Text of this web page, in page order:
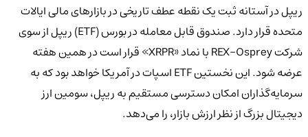
ریپل در آستانه ثبت یک نقطه عطف تاریخی در بازارهای مالی ایالات
متحده قرار دارد. صندوق قابل معامله در بورس (ETF) ریپل از سوی
شرکت REX-Osprey با نماد «XRPR» قرار است در همین هفته
عرضه شود. این نخستین ETF اسپات در آمریکا خواهد بود که به
سرمایه‌گذاران امکان دسترسی مستقیم به ریپل، سومین ارز
دیجیتال بزرگ از نظر ارزش بازار، را می‌دهد.